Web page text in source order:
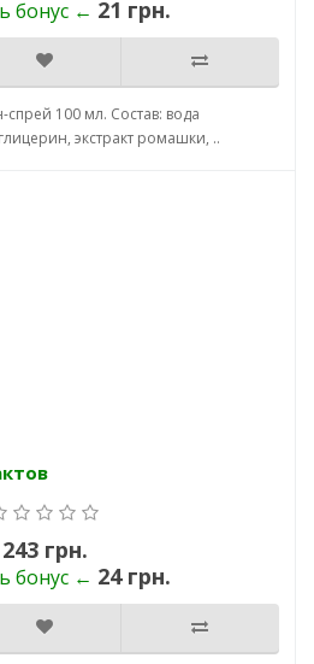
бонус ← 21 грн.
100 мл. Состав: вода
экстракт ромашки, ..
243 грн.
бонус ← 24 грн.